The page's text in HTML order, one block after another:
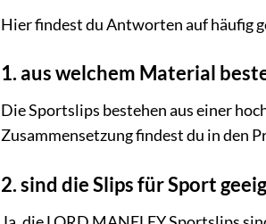
Hier findest du Antworten auf häufig
1. aus welchem Material
Die Sportslips bestehen aus einer
Zusammensetzung findest du in den
2. sind die Slips für Sport